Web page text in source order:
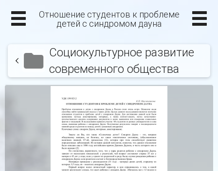
Отношение студентов к проблеме
детей с синдромом дауна
Социокультурное развитие
современного общества